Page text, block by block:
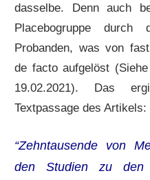
dasselbe. Denn auch
Placebogruppe
Probanden, was von
de facto aufgelöst
19.02.2021). Das
Textpassage des Artikels:
“Zehntausende von
den Studien zu den